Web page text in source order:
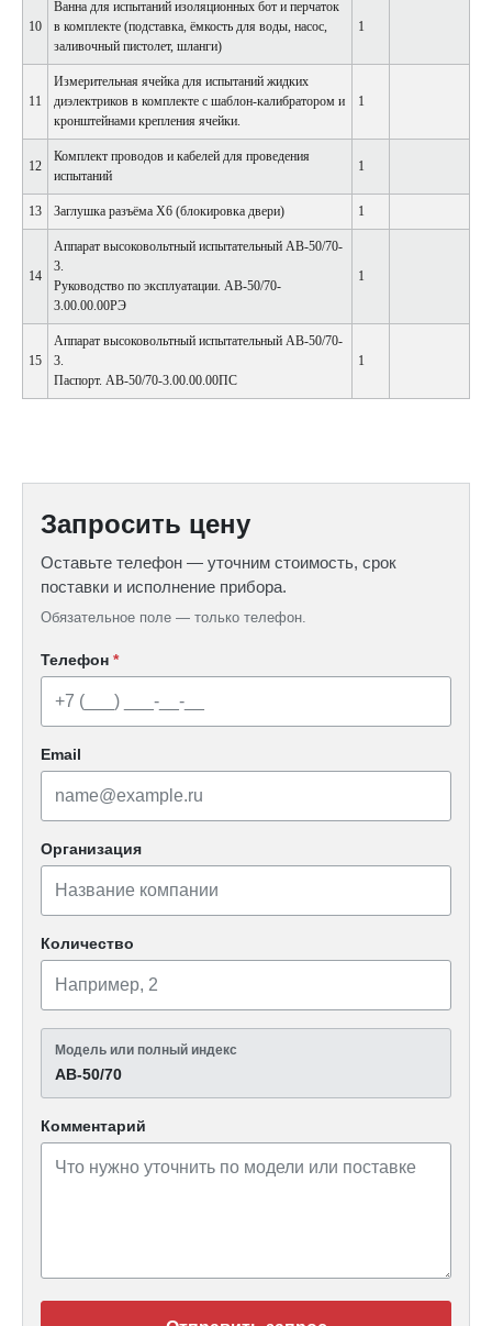
10
Ванна для испытаний изоляционных бот и перчаток
в комплекте (подставка, ёмкость для воды, насос,
заливочный пистолет, шланги)
1
11
Измерительная ячейка для испытаний жидких
диэлектриков в комплекте с шаблон-калибратором и
кронштейнами крепления ячейки.
1
12
Комплект проводов и кабелей для проведения
испытаний
1
13 Заглушка разъёма Х6 (блокировка двери) 1
14
Аппарат высоковольтный испытательный АВ-50/70-
3.
Руководство по эксплуатации. АВ-50/70-
3.00.00.00РЭ
1
15
Аппарат высоковольтный испытательный АВ-50/70-
3.
Паспорт. АВ-50/70-3.00.00.00ПС
1
Запросить цену
Оставьте телефон — уточним стоимость, срок
поставки и исполнение прибора.
Обязательное поле — только телефон.
Телефон *
Email
Организация
Количество
Модель или полный индекс
АВ-50/70
Комментарий